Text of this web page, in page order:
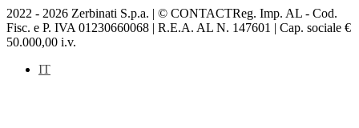
2022 - 2026 Zerbinati S.p.a. | © CONTACTReg. Imp. AL - Cod.
Fisc. e P. IVA 01230660068 | R.E.A. AL N. 147601 | Cap. sociale €
50.000,00 i.v.
IT